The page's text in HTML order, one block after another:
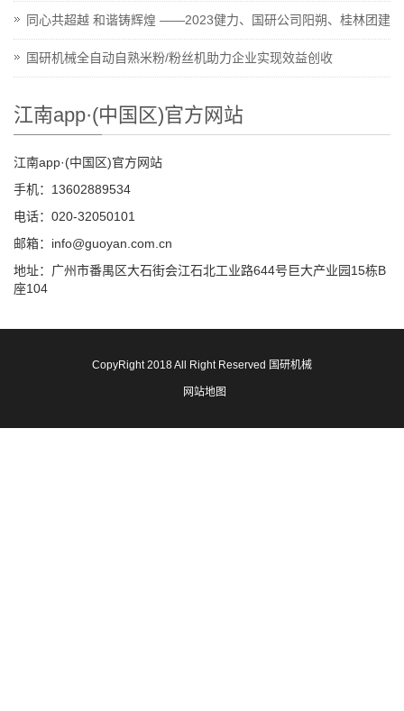
同心共超越 和谐铸辉煌 ——2023健力、国研公司阳朔、桂林团建
国研机械全自动自熟米粉/粉丝机助力企业实现效益创收
江南app·(中国区)官方网站
江南app·(中国区)官方网站
手机：13602889534
电话：020-32050101
邮箱：info@guoyan.com.cn
地址：广州市番禺区大石街会江石北工业路644号巨大产业园15栋B
座104
CopyRight 2018 All Right Reserved 国研机械
网站地图